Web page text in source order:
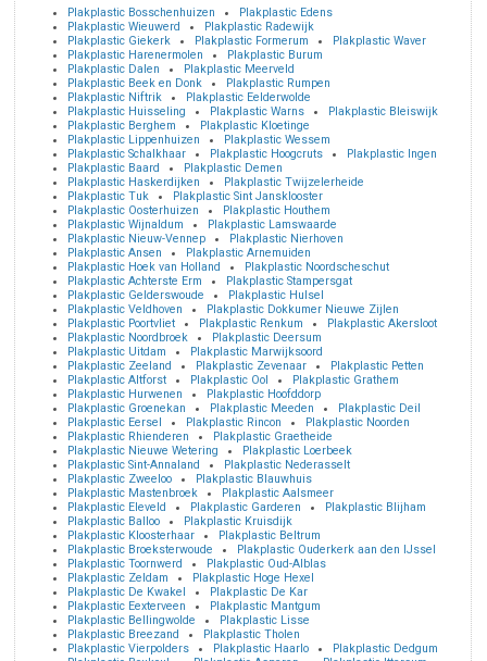
Plakplastic Bosschenhuizen
Plakplastic Edens
Plakplastic Wieuwerd
Plakplastic Radewijk
Plakplastic Giekerk
Plakplastic Formerum
Plakplastic Waver
Plakplastic Harenermolen
Plakplastic Burum
Plakplastic Dalen
Plakplastic Meerveld
Plakplastic Beek en Donk
Plakplastic Rumpen
Plakplastic Niftrik
Plakplastic Eelderwolde
Plakplastic Huisseling
Plakplastic Warns
Plakplastic Bleiswijk
Plakplastic Berghem
Plakplastic Kloetinge
Plakplastic Lippenhuizen
Plakplastic Wessem
Plakplastic Schalkhaar
Plakplastic Hoogcruts
Plakplastic Ingen
Plakplastic Baard
Plakplastic Demen
Plakplastic Haskerdijken
Plakplastic Twijzelerheide
Plakplastic Tuk
Plakplastic Sint Jansklooster
Plakplastic Oosterhuizen
Plakplastic Houthem
Plakplastic Wijnaldum
Plakplastic Lamswaarde
Plakplastic Nieuw-Vennep
Plakplastic Nierhoven
Plakplastic Ansen
Plakplastic Arnemuiden
Plakplastic Hoek van Holland
Plakplastic Noordscheschut
Plakplastic Achterste Erm
Plakplastic Stampersgat
Plakplastic Gelderswoude
Plakplastic Hulsel
Plakplastic Veldhoven
Plakplastic Dokkumer Nieuwe Zijlen
Plakplastic Poortvliet
Plakplastic Renkum
Plakplastic Akersloot
Plakplastic Noordbroek
Plakplastic Deersum
Plakplastic Uitdam
Plakplastic Marwijksoord
Plakplastic Zeeland
Plakplastic Zevenaar
Plakplastic Petten
Plakplastic Altforst
Plakplastic Ool
Plakplastic Grathem
Plakplastic Hurwenen
Plakplastic Hoofddorp
Plakplastic Groenekan
Plakplastic Meeden
Plakplastic Deil
Plakplastic Eersel
Plakplastic Rincon
Plakplastic Noorden
Plakplastic Rhienderen
Plakplastic Graetheide
Plakplastic Nieuwe Wetering
Plakplastic Loerbeek
Plakplastic Sint-Annaland
Plakplastic Nederasselt
Plakplastic Zweeloo
Plakplastic Blauwhuis
Plakplastic Mastenbroek
Plakplastic Aalsmeer
Plakplastic Eleveld
Plakplastic Garderen
Plakplastic Blijham
Plakplastic Balloo
Plakplastic Kruisdijk
Plakplastic Kloosterhaar
Plakplastic Beltrum
Plakplastic Broeksterwoude
Plakplastic Ouderkerk aan den IJssel
Plakplastic Toornwerd
Plakplastic Oud-Alblas
Plakplastic Zeldam
Plakplastic Hoge Hexel
Plakplastic De Kwakel
Plakplastic De Kar
Plakplastic Eexterveen
Plakplastic Mantgum
Plakplastic Bellingwolde
Plakplastic Lisse
Plakplastic Breezand
Plakplastic Tholen
Plakplastic Vierpolders
Plakplastic Haarlo
Plakplastic Dedgum